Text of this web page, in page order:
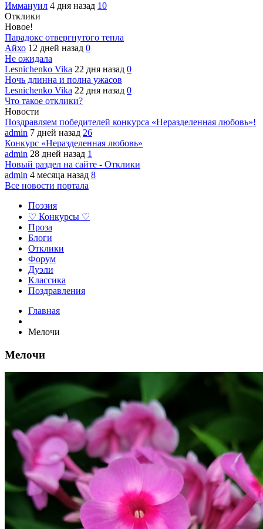
Иммануил 4 дня назад 10
Отклики
Новое!
Парадокс отвергнутого тепла
Айхо 12 дней назад 0
Не ожидала
Lesnichenko Vika 22 дня назад 0
Ночь длинна и полна ужасов
Lesnichenko Vika 22 дня назад 0
Что такое отклики?
Новости
Поздравляем победителей конкурса «Неразделенная любовь»!
admin 7 дней назад 26
Конкурс «Неразделенная любовь»
admin 28 дней назад 1
Новый раздел на сайте - Отклики
admin 4 месяца назад 8
Все новости портала
Поэзия
♡ Конкурсы ♡
Проза
Блоги
Отклики
Форум
Дуэли
Классика
Поздравления
Главная
Мелочи
Мелочи